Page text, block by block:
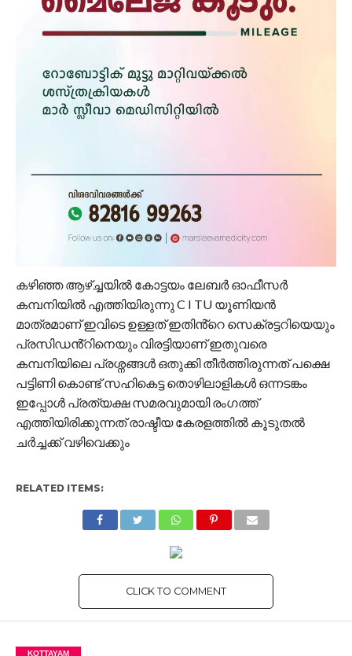
കഴിഞ്ഞ ആഴ്ച്ചയിൽ കോട്ടയം ലേബർ ഓഫീസർ
കമ്പനിയിൽ എത്തിയിരുന്നു C I TU യൂണിയൻ
മാത്രമാണ് ഇവിടെ ഉള്ളത് ഇതിൻ്റെ സെക്രട്ടറിയെയും
പ്രസിഡൻ്റിനെയും വിരട്ടിയാണ് ഇതുവരെ
കമ്പനിയിലെ പ്രശ്നങ്ങൾ ഒതുക്കി തീർത്തിരുന്നത് പക്ഷെ
പട്ടിണി കൊണ്ട് സഹികെട്ട തൊഴിലാളികൾ ഒന്നടങ്കം
ഇപ്പോൾ പ്രത്യക്ഷ സമരവുമായി രംഗത്ത്
എത്തിയിരിക്കുന്നത് രാഷ്ടീയ കേരളത്തിൽ കൂടുതൽ
ചർച്ചക്ക് വഴിവെക്കും
RELATED ITEMS:
CLICK TO COMMENT
KOTTAYAM